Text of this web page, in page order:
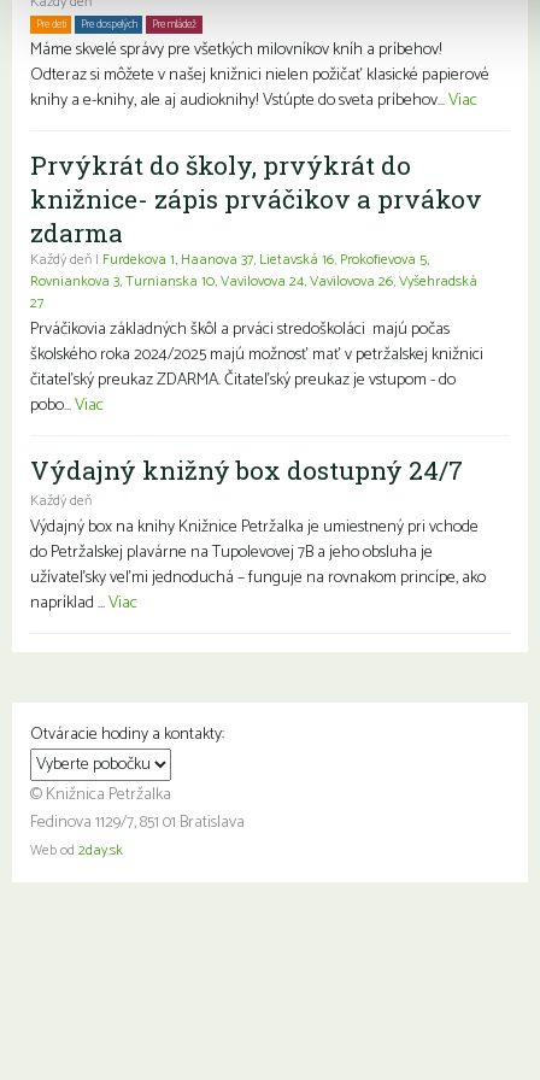
Pre deti Pre dospelých Pre mládež
Máme skvelé správy pre všetkých milovníkov kníh a príbehov!
Odteraz si môžete v našej knižnici nielen požičať klasické papierové
knihy a e-knihy, ale aj audioknihy! Vstúpte do sveta príbehov...Viac
Prvýkrát do školy, prvýkrát do
knižnice- zápis prváčikov a prvákov
zdarma
Každý deň | Furdekova 1, Haanova 37, Lietavská 16, Prokofievova 5,
Rovniankova 3,Turnianska 10,Vavilovova 24,Vavilovova 26,Vyšehradská
27
Prváčikovia základných škôl a prváci stredoškoláci majú počas
školského roka 2024/2025 majú možnosť mať v petržalskej knižnici
čitateľský preukaz ZDARMA. Čitateľský preukaz je vstupom - do
pobo...Viac
Výdajný knižný box dostupný 24/7
Každý deň
Výdajný box na knihy Knižnice Petržalka je umiestnený pri vchode
do Petržalskej plavárne na Tupolevovej 7B a jeho obsluha je
užívateľsky veľmi jednoduchá – funguje na rovnakom princípe, ako
napríklad ...Viac
Otváracie hodiny a kontakty:
© Knižnica Petržalka
Fedinova 1129/7, 851 01 Bratislava
Web od 2day.sk